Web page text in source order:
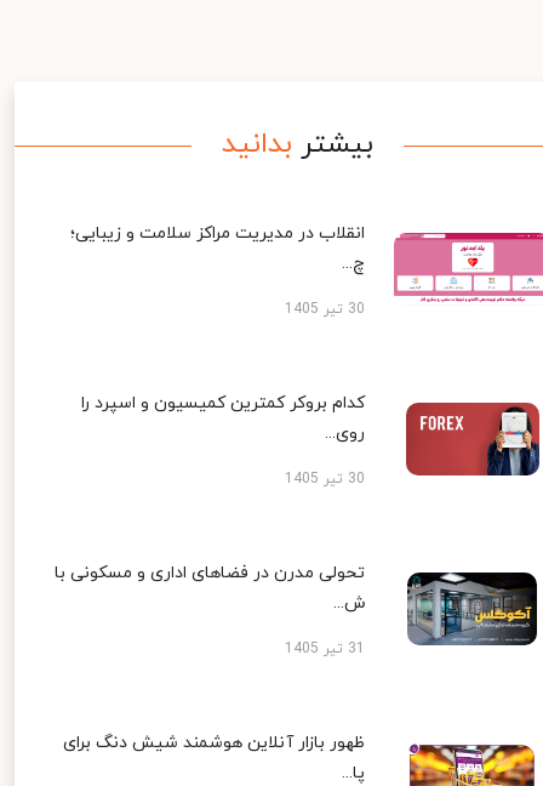
بیشتر بدانید
انقلاب در مدیریت مراکز سلامت و زیبایی؛
چ...
30 تیر 1405
کدام بروکر کمترین کمیسیون و اسپرد را
روی...
30 تیر 1405
تحولی مدرن در فضاهای اداری و مسکونی با
ش...
ظهور بازار آنلاین هوشمند شیش دنگ برای
پا...